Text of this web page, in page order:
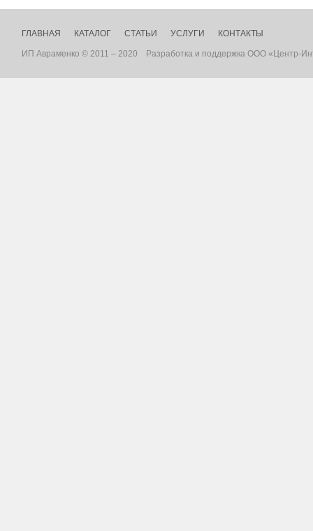
ГЛАВНАЯ КАТАЛОГ СТАТЬИ УСЛУГИ КОНТАКТЫ
ИП Авраменко © 2011 – 2020 Разработка и поддержка ООО «Центр-